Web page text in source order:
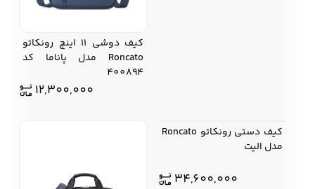
کیف دوشی 11 اینچ رونکاتو
Roncato مدل پاناما کد
400894
12,300,000
کیف دستی رونکاتو Roncato
مدل الیت
34,600,000